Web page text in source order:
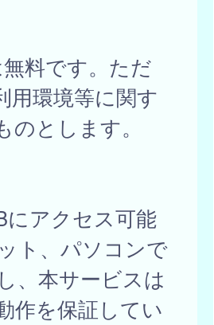
料です。ただ
用環境等に関す
とします。
アクセス可能
ト、パソコンで
、本サービスは
作を保証してい